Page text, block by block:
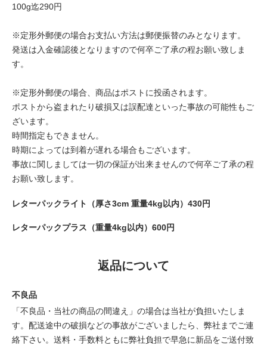
100g迄290円
※定形外郵便の場合お支払い方法は郵便振替のみとなります。
発送は入金確認後となりますので何卒ご了承の程お願い致しま
す。
※定形外郵便の場合、商品はポストに投函されます。
ポストから盗まれたり破損又は誤配達といった事故の可能性もご
ざいます。
時間指定もできません。
時期によっては到着が遅れる場合もございます。
事故に関しましては一切の保証が出来ませんので何卒ご了承の程
お願い致します。
レターパックライト（厚さ3cm 重量4kg以内）430円
レターパックプラス（重量4kg以内）600円
返品について
不良品
「不良品・当社の商品の間違え」の場合は当社が負担いたしま
す。配送途中の破損などの事故がございましたら、弊社までご連
絡下さい。送料・手数料ともに弊社負担で早急に新品をご送付致